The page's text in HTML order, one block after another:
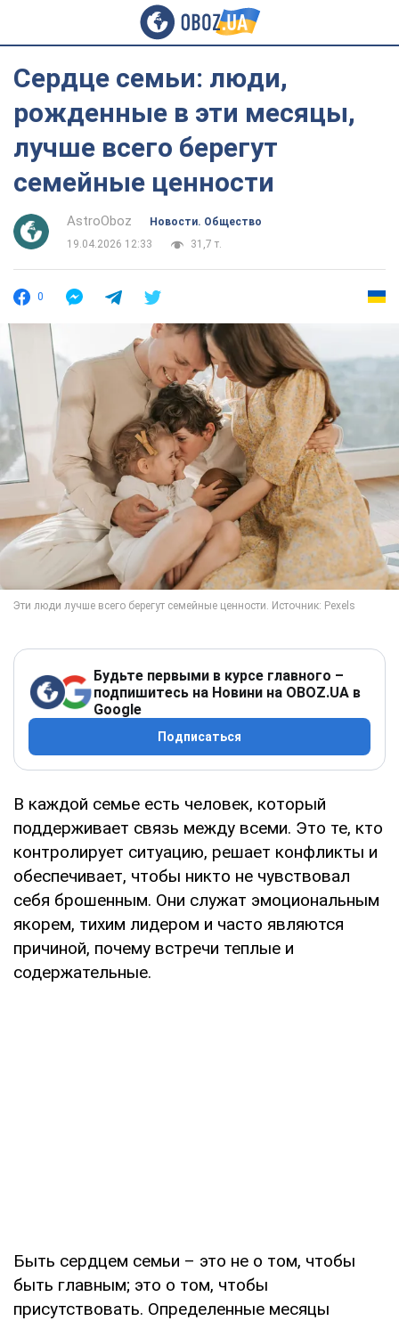
Сердце семьи: люди,
рожденные в эти месяцы,
лучше всего берегут
семейные ценности
AstroOboz
Новости. Общество
19.04.2026 12:33
31,7 т.
0
Будьте первыми в курсе главного –
подпишитесь на Новини на OBOZ.UA в
Google
Подписаться
В каждой семье есть человек, который
поддерживает связь между всеми. Это те, кто
контролирует ситуацию, решает конфликты и
обеспечивает, чтобы никто не чувствовал
себя брошенным. Они служат эмоциональным
якорем, тихим лидером и часто являются
причиной, почему встречи теплые и
содержательные.
Быть сердцем семьи – это не о том, чтобы
быть главным; это о том, чтобы
присутствовать. Определенные месяцы